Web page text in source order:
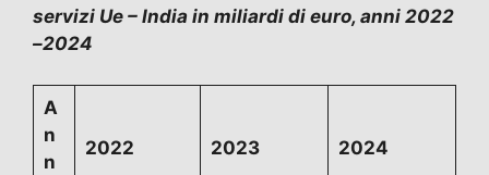
servizi Ue – India in miliardi di euro, anni 2022
–2024
A
n
n
2022 2023 2024